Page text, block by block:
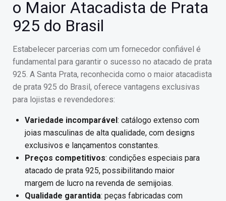
o Maior Atacadista de Prata
925 do Brasil
Estabelecer parcerias com um fornecedor confiável é
fundamental para garantir o sucesso no atacado de prata
925. A Santa Prata, reconhecida como o maior atacadista
de prata 925 do Brasil, oferece vantagens exclusivas
para lojistas e revendedores:
Variedade incomparável: catálogo extenso com
joias masculinas de alta qualidade, com designs
exclusivos e lançamentos constantes.
Preços competitivos: condições especiais para
atacado de prata 925, possibilitando maior
margem de lucro na revenda de semijoias.
Qualidade garantida: peças fabricadas com